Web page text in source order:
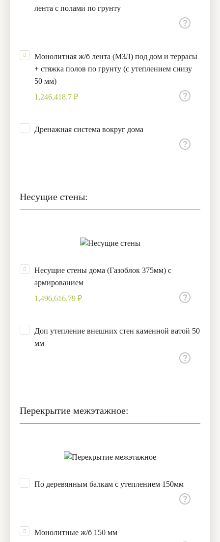
лента с полами по грунту
Монолитная ж/б лента (МЗЛ) под дом и террасы
+ стяжка полов по грунту (с утеплением снизу
50 мм)
1,246,418.7 ₽
Дренажная система вокруг дома
Несущие стены:
Несущие стены дома (Газоблок 375мм) с
армированием
1,496,616.79 ₽
Доп утепление внешних стен каменной ватой 50
мм
Перекрытие межэтажное:
По деревянным балкам с утеплением 150мм
Монолитные ж/б 150 мм